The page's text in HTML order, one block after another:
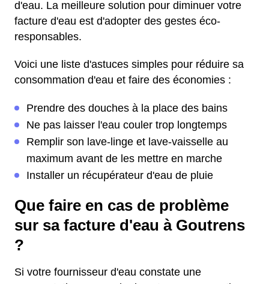
d'eau. La meilleure solution pour diminuer votre
facture d'eau est d'adopter des gestes éco-
responsables.
Voici une liste d'astuces simples pour réduire sa
consommation d'eau et faire des économies :
Prendre des douches à la place des bains
Ne pas laisser l'eau couler trop longtemps
Remplir son lave-linge et lave-vaisselle au
maximum avant de les mettre en marche
Installer un récupérateur d'eau de pluie
Que faire en cas de problème
sur sa facture d'eau à Goutrens
?
Si votre fournisseur d'eau constate une